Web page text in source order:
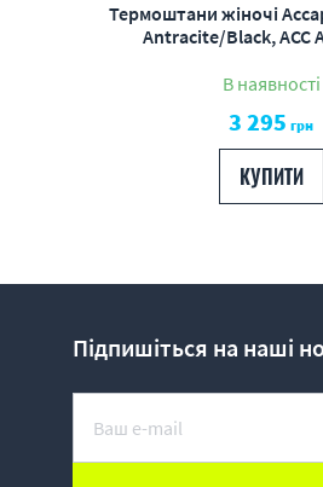
Термоштани жіночі
Antracite/Black, ACC
В наявності
3 295 грн
КУПИТИ
Підпишіться на наші